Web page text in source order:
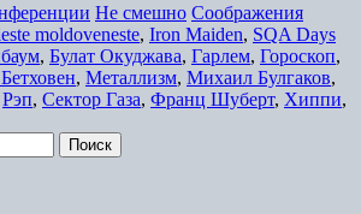
Не смешно Соображения
moldoveneste, Iron Maiden, SQA Days
, Булат Окуджава, Гарлем, Гороскоп,
, Металлизм, Михаил Булгаков,
Рэп, Сектор Газа, Франц Шуберт, Хиппи,